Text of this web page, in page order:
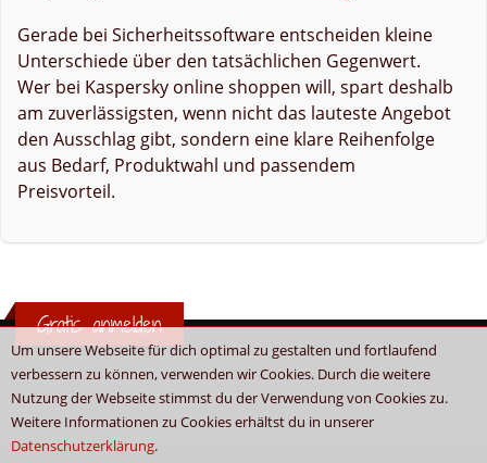
Um unsere Webseite für dich optimal zu gestalten und fortlaufend
verbessern zu können, verwenden wir Cookies. Durch die weitere
Nutzung der Webseite stimmst du der Verwendung von Cookies zu.
Weitere Informationen zu Cookies erhältst du in unserer
Datenschutzerklärung.
Gerade bei Sicherheitssoftware entscheiden kleine
Unterschiede über den tatsächlichen Gegenwert.
Wer bei Kaspersky online shoppen will, spart deshalb
am zuverlässigsten, wenn nicht das lauteste Angebot
den Ausschlag gibt, sondern eine klare Reihenfolge
aus Bedarf, Produktwahl und passendem
Preisvorteil.
Gratis anmelden